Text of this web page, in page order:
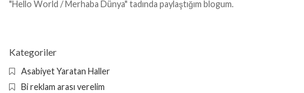
"Hello World / Merhaba Dünya" tadında paylaştığım blogum.
Kategoriler
Asabiyet Yaratan Haller
Bi reklam arası verelim